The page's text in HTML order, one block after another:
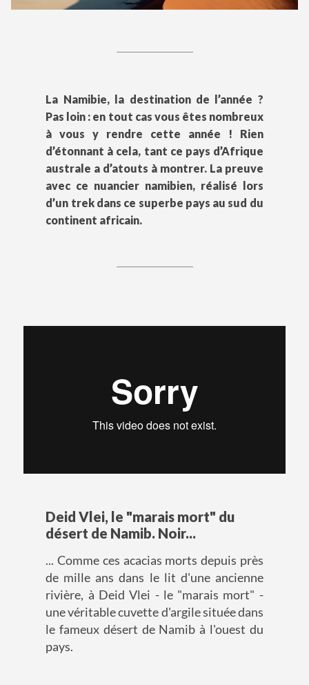
La Namibie, la destination de l’année ?
Pas loin : en tout cas vous êtes nombreux
à vous y rendre cette année ! Rien
d’étonnant à cela, tant ce pays d’Afrique
australe a d’atouts à montrer. La preuve
avec ce nuancier namibien, réalisé lors
d’un trek dans ce superbe pays au sud du
continent africain.
Deid Vlei, le "marais mort" du
désert de Namib. Noir...
... Comme ces acacias morts depuis près
de mille ans dans le lit d'une ancienne
rivière, à Deid Vlei - le "marais mort" -
une véritable cuvette d'argile située dans
le fameux désert de Namib à l'ouest du
pays.